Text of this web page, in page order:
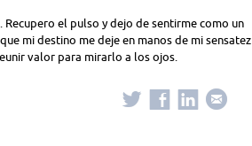
Recupero el pulso y dejo de sentirme como un
mi destino me deje en manos de mi sensatez
valor para mirarlo a los ojos.